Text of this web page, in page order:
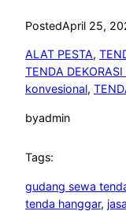
PostedApril 25,
ALAT PESTA,
TENDA
konvesional,
byadmin
Tags:
gudang sewa
tenda hanggar,